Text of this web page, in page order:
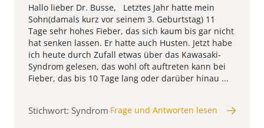
Hallo lieber Dr. Busse, Letztes Jahr hatte mein
Sohn(damals kurz vor seinem 3. Geburtstag) 11
Tage sehr hohes Fieber, das sich kaum bis gar nicht
hat senken lassen. Er hatte auch Husten. Jetzt habe
ich heute durch Zufall etwas über das Kawasaki-
Syndrom gelesen, das wohl oft auftreten kann bei
Fieber, das bis 10 Tage lang oder darüber hinau ...
Stichwort: Syndrom Frage und Antworten lesen